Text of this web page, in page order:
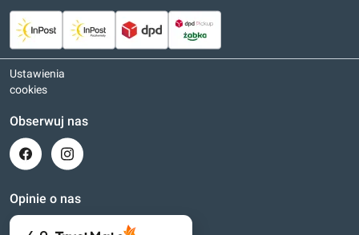
Ustawienia
cookies
Obserwuj nas
Opinie o nas